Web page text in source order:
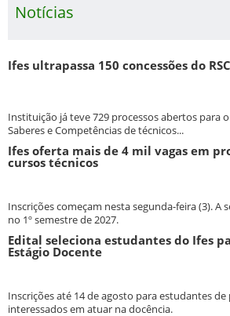
Notícias
Ifes ultrapassa 150 concessões do
Instituição já teve 729 processos abertos para
Saberes e Competências de técnicos...
Ifes oferta mais de 4 mil vagas em
cursos técnicos
Inscrições começam nesta segunda-feira (3). A
no 1º semestre de 2027.
Edital seleciona estudantes do Ifes
Estágio Docente
Inscrições até 14 de agosto para estudantes de
interessados em atuar na docência.